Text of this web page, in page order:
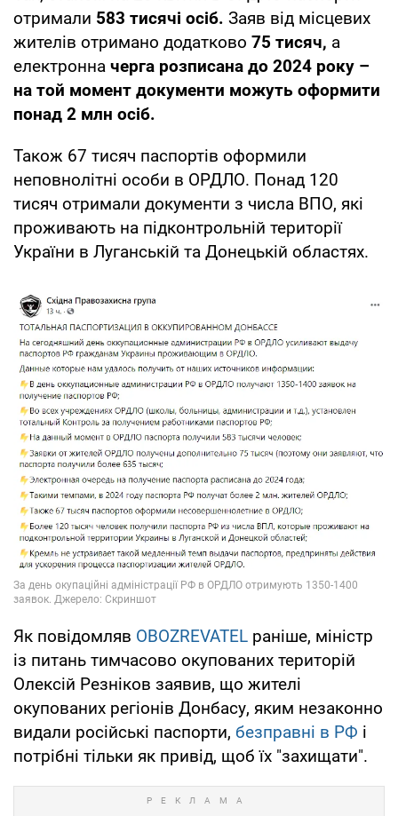
отримали 583 тисячі осіб. Заяв від місцевих
жителів отримано додатково 75 тисяч, а
електронна черга розписана до 2024 року –
на той момент документи можуть оформити
понад 2 млн осіб.
Також 67 тисяч паспортів оформили
неповнолітні особи в ОРДЛО. Понад 120
тисяч отримали документи з числа ВПО, які
проживають на підконтрольній території
України в Луганській та Донецькій областях.
Як повідомляв OBOZREVATEL раніше, міністр
із питань тимчасово окупованих територій
Олексій Резніков заявив, що жителі
окупованих регіонів Донбасу, яким незаконно
видали російські паспорти, безправні в РФ і
потрібні тільки як привід, щоб їх "захищати".